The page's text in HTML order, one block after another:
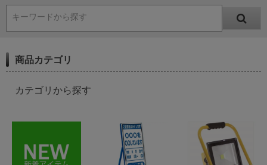
キーワードから探す
商品カテゴリ
カテゴリから探す